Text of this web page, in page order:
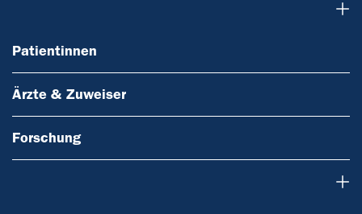
Patientinnen
Ärzte & Zuweiser
Forschung